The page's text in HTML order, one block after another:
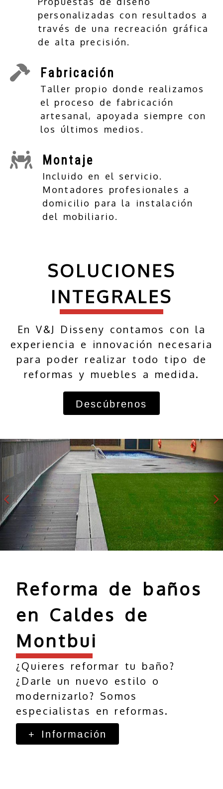
personalizadas con resultados a
través de una recreación gráfica
de alta precisión.
Fabricación
Taller propio donde realizamos
el proceso de fabricación
artesanal, apoyada siempre con
los últimos medios.
Montaje
Incluido en el servicio.
Montadores profesionales a
domicilio para la instalación
del mobiliario.
SOLUCIONES
INTEGRALES
En V&J Disseny contamos con la
experiencia e innovación necesaria
para poder realizar todo tipo de
reformas y muebles a medida.
Descúbrenos
Anterior
Reforma de baños
en Caldes de
Montbui
¿Quieres reformar tu baño?
¿Darle un nuevo estilo o
modernizarlo? Somos
especialistas en reformas.
+ Información